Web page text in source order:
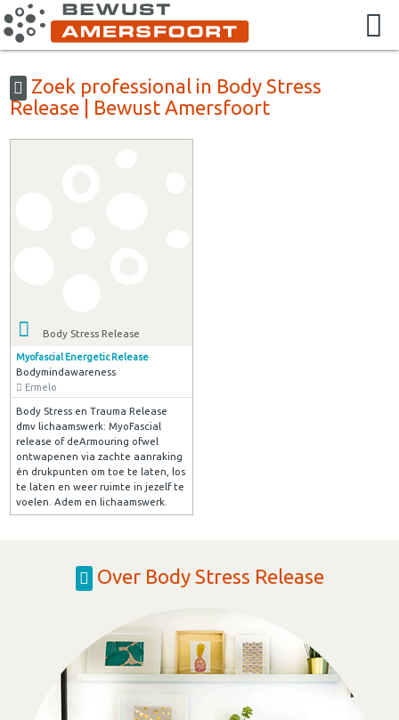
Zoek professional in Body Stress
Release | Bewust Amersfoort
Body Stress Release
Myofascial Energetic Release
Bodymindawareness
Ermelo
Body Stress en Trauma Release
dmv lichaamswerk: MyoFascial
release of deArmouring ofwel
ontwapenen via zachte aanraking
én drukpunten om toe te laten, los
te laten en weer ruimte in jezelf te
voelen. Adem en lichaamswerk.
Over Body Stress Release